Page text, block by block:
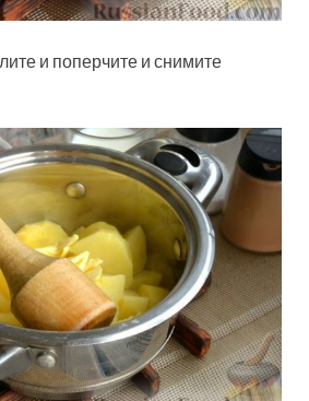
и поперчите и снимите